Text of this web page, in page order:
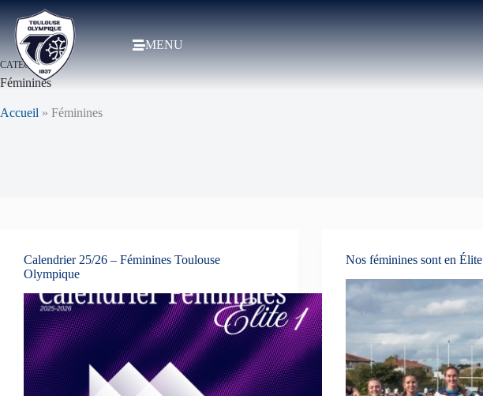
MENU
CATEGORY:
Féminines
Accueil » Féminines
Calendrier 25/26 – Féminines Toulouse
Olympique
Nos féminines sont en Élite